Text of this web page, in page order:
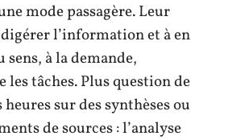
mode passagère. Leur
l’information et à en
à la demande,
tâches. Plus question de
sur des synthèses ou
de sources : l’analyse